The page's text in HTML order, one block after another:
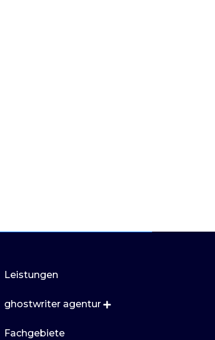
Leistungen
ghostwriter agentur
Fachgebiete